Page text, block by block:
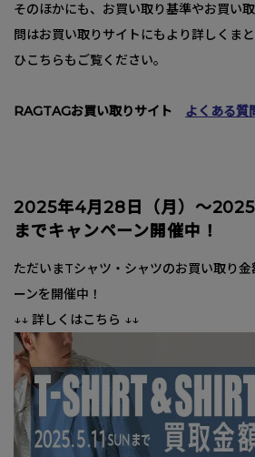
そのほかにも、お買い取り基準やお買い
問はお買い取りサイトにもより詳しくま
ひこちらもご覧ください。
RAGTAGお買い取りサイト よくある質
2025年4月28日（月）～2025
までキャンペーン開催中！
ただいまTシャツ・シャツのお買い取り
ーンを開催中！
↓↓ 詳しくはこちら ↓↓